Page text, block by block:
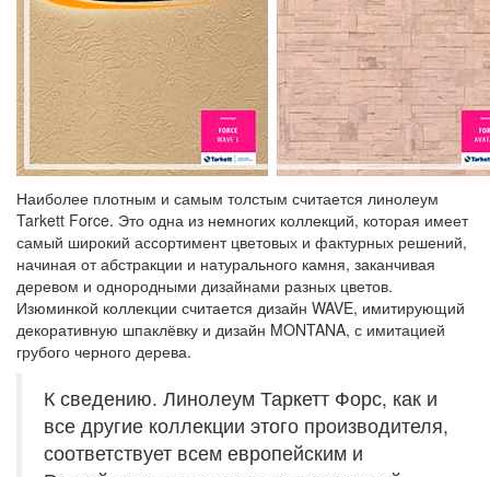
Наиболее плотным и самым толстым считается линолеум
Tarkett Force. Это одна из немногих коллекций, которая имеет
самый широкий ассортимент цветовых и фактурных решений,
начиная от абстракции и натурального камня, заканчивая
деревом и однородными дизайнами разных цветов.
Изюминкой коллекции считается дизайн WAVE, имитирующий
декоративную шпаклёвку и дизайн MONTANA, с имитацией
грубого черного дерева.
К сведению. Линолеум Таркетт Форс, как и
все другие коллекции этого производителя,
соответствует всем европейским и